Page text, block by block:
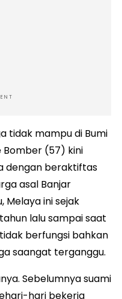
tidak mampu di Bumi
Bomber (57) kini
dengan beraktiftas
asal Banjar
Melaya ini sejak
lalu sampai saat
berfungsi bahkan
saangat terganggu.
Sebelumnya suami
hari bekerja